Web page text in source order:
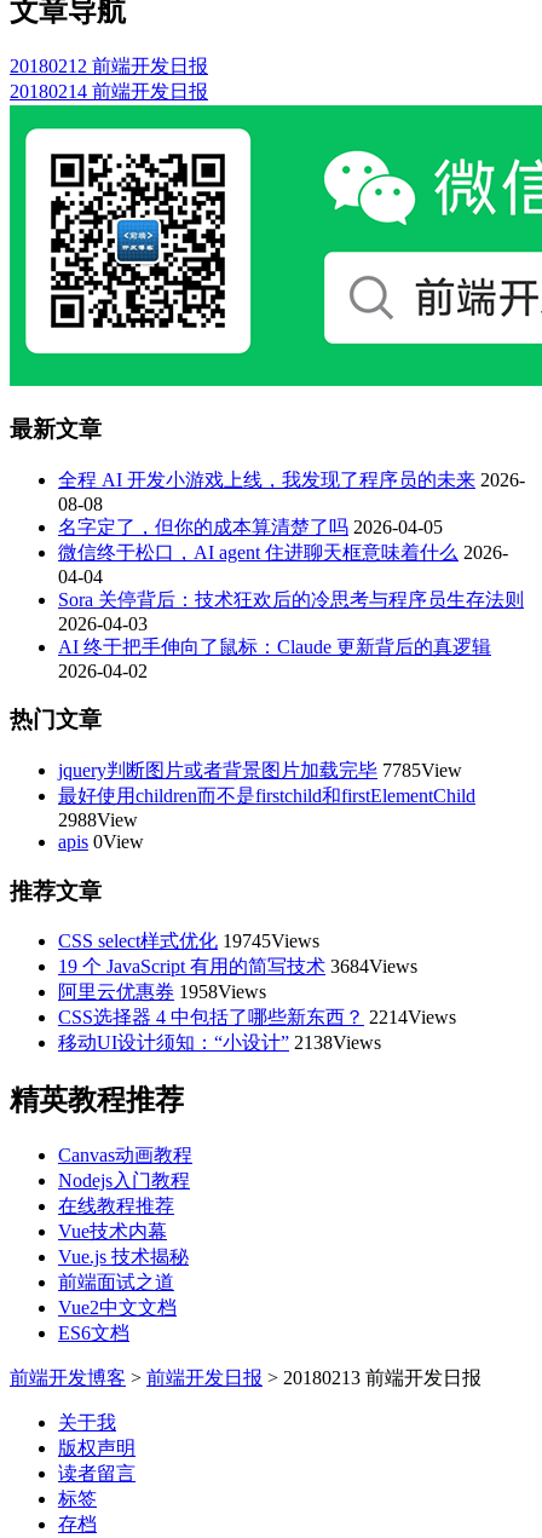
文章导航
20180212 前端开发日报
20180214 前端开发日报
最新文章
全程 AI 开发小游戏上线，我发现了程序员的未来 2026-
08-08
名字定了，但你的成本算清楚了吗 2026-04-05
微信终于松口，AI agent 住进聊天框意味着什么 2026-
04-04
Sora 关停背后：技术狂欢后的冷思考与程序员生存法则
2026-04-03
AI 终于把手伸向了鼠标：Claude 更新背后的真逻辑
2026-04-02
热门文章
jquery判断图片或者背景图片加载完毕 7785View
最好使用children而不是firstchild和firstElementChild
2988View
apis 0View
推荐文章
CSS select样式优化 19745Views
19 个 JavaScript 有用的简写技术 3684Views
阿里云优惠券 1958Views
CSS选择器 4 中包括了哪些新东西？ 2214Views
移动UI设计须知：“小设计” 2138Views
精英教程推荐
Canvas动画教程
Nodejs入门教程
在线教程推荐
Vue技术内幕
Vue.js 技术揭秘
前端面试之道
Vue2中文文档
ES6文档
前端开发博客 > 前端开发日报 > 20180213 前端开发日报
关于我
版权声明
读者留言
标签
存档